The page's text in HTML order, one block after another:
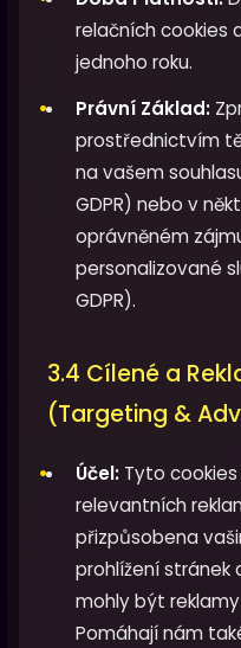
relačních cookies
jednoho roku.
Právní Základ:
prostřednictvím
na vašem
GDPR) nebo v
oprávněném
personalizované
GDPR).
3.4 Cílené a
(Targeting &
Účel: Tyto
relevantních
přizpůsobena
prohlížení stránek
mohly být
Pomáhají nám